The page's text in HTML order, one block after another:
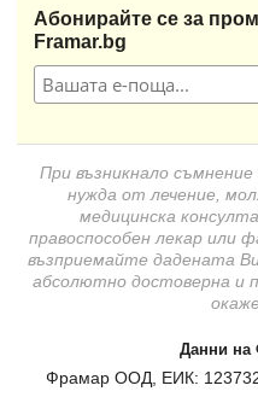
Абонирайте се за
Framar.bg
При възникнало
нужда от лечение,
медицинска
правоспособен лекар или
възприемайте дадената
абсолютно достоверна и
Данни
Фрамар ООД, ЕИК: